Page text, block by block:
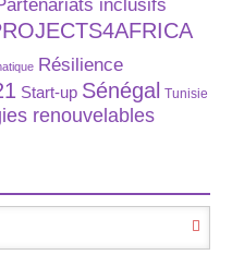
Résilience
Start-up Sénégal Tunisie
renouvelables